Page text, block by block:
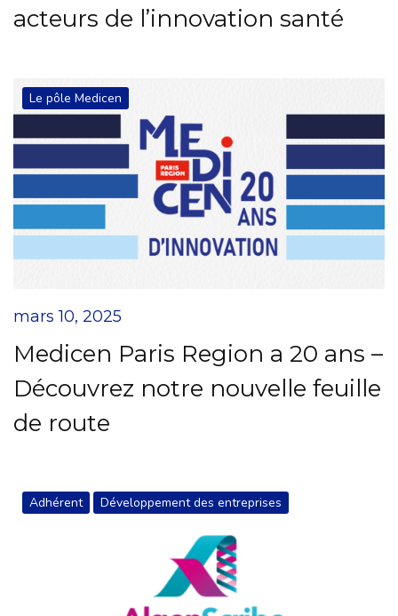
acteurs de l’innovation santé
Le pôle Medicen
mars 10, 2025
Medicen Paris Region a 20 ans –
Découvrez notre nouvelle feuille
de route
Adhérent Développement des entreprises